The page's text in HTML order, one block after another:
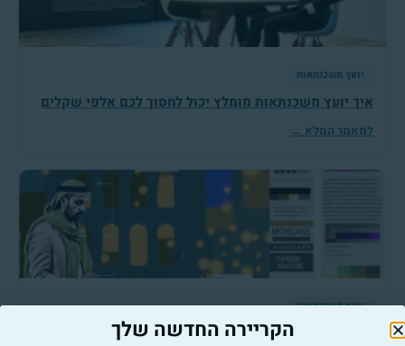
יועץ משכנתאות
איך יועץ משכנתאות מומלץ יכול לחסוך לכם אלפי שקלים
למאמר המלא ←
יועץ משכנתאות
הטעויות הנפוצות בבחירת יועץ משכנתאות ואיך להימנע
הקריירה החדשה שלך